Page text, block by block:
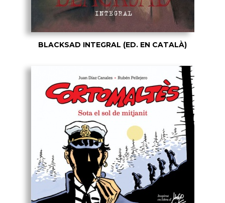
BLACKSAD INTEGRAL (ED. EN CATALÀ)